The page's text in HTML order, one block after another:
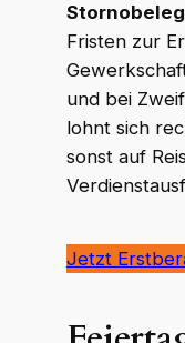
Fristen zur
und bei
lohnt sich
sonst auf
Jetzt